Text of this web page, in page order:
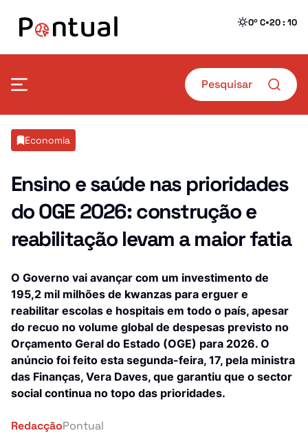
0º C•20 : 10
Mais Pontual
Defesa
Transportes
Crime
Educação
Investigação
Tragédia
Energia
Sociedade
Economia
Desporto
Saúde
África
Mundo
Economia
Ensino e saúde nas prioridades
do OGE 2026: construção e
reabilitação levam a maior fatia
O Governo vai avançar com um investimento de
195,2 mil milhões de kwanzas para erguer e
reabilitar escolas e hospitais em todo o país, apesar
do recuo no volume global de despesas previsto no
Orçamento Geral do Estado (OGE) para 2026. O
anúncio foi feito esta segunda-feira, 17, pela ministra
das Finanças, Vera Daves, que garantiu que o sector
social continua no topo das prioridades.
RedacçãoPontual